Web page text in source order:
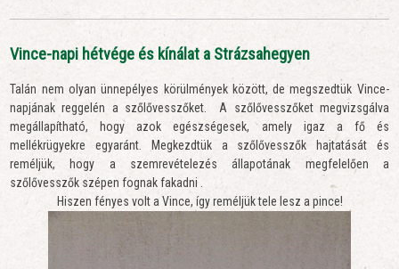
Vince-napi hétvége és kínálat a Strázsahegyen
Talán nem olyan ünnepélyes körülmények között, de megszedtük Vince-
napjának reggelén a szőlővesszőket. A szőlővesszőket megvizsgálva
megállapítható, hogy azok egészségesek, amely igaz a fő és
mellékrügyekre egyaránt. Megkezdtük a szőlővesszők hajtatását és
reméljük, hogy a szemrevételezés állapotának megfelelően a
szőlővesszők szépen fognak fakadni .
Hiszen fényes volt a Vince, így reméljük tele lesz a pince!